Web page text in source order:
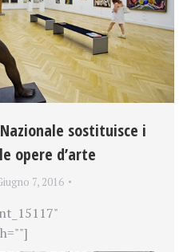
sostituisce i
opere d’arte
7, 2016